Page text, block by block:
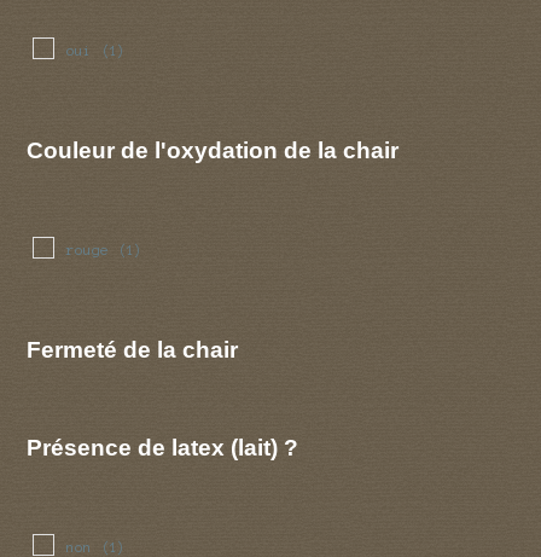
oui (1)
Couleur de l'oxydation de la chair
rouge (1)
Fermeté de la chair
Présence de latex (lait) ?
non (1)